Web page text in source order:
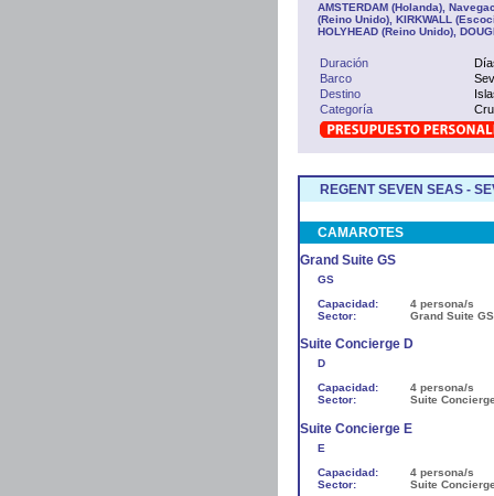
AMSTERDAM (Holanda),
(Reino Unido), KIRKWALL
HOLYHEAD (Reino Unido),
Duración
Barco
Destino
Categoría
REGENT SEVEN SEAS -
CAMAROTES
Grand Suite GS
GS
Capacidad:
4 persona/s
Sector:
Grand Suite GS
Suite Concierge D
D
Capacidad:
4 persona/s
Sector:
Suite
Suite Concierge E
E
Capacidad:
4 persona/s
Sector:
Suite